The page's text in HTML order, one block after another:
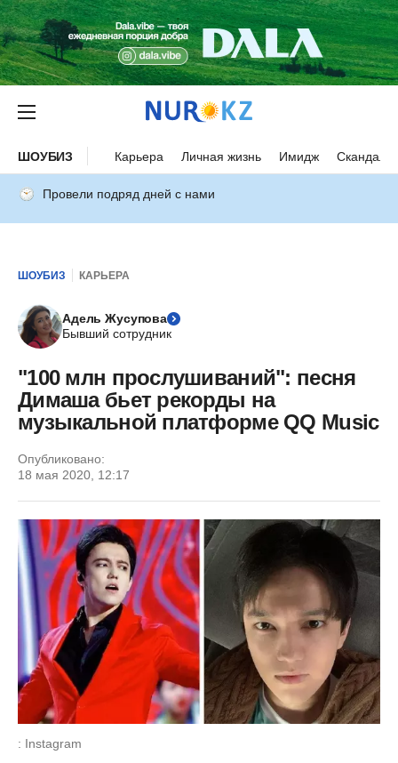
ШОУБИЗ Карьера Личная жизнь Имидж Скандалы
Провели подряд дней с нами
ШОУБИЗ КАРЬЕРА
Адель Жусупова
Бывший сотрудник
"100 млн прослушиваний": песня
Димаша бьет рекорды на
музыкальной платформе QQ Music
Опубликовано:
18 мая 2020, 12:17
: Instagram